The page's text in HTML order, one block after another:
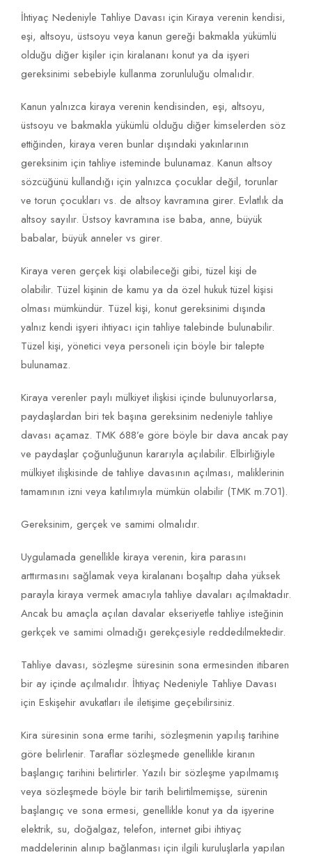
İhtiyaç Nedeniyle Tahliye Davası için Kiraya verenin kendisi,
eşi, altsoyu, üstsoyu veya kanun gereği bakmakla yükümlü
olduğu diğer kişiler için kiralananı konut ya da işyeri
gereksinimi sebebiyle kullanma zorunluluğu olmalıdır.
Kanun yalnızca kiraya verenin kendisinden, eşi, altsoyu,
üstsoyu ve bakmakla yükümlü olduğu diğer kimselerden söz
ettiğinden, kiraya veren bunlar dışındaki yakınlarının
gereksinim için tahliye isteminde bulunamaz. Kanun altsoy
sözcüğünü kullandığı için yalnızca çocuklar değil, torunlar
ve torun çocukları vs. de altsoy kavramına girer. Evlatlık da
altsoy sayılır. Üstsoy kavramına ise baba, anne, büyük
babalar, büyük anneler vs girer.
Kiraya veren gerçek kişi olabileceği gibi, tüzel kişi de
olabilir. Tüzel kişinin de kamu ya da özel hukuk tüzel kişisi
olması mümkündür. Tüzel kişi, konut gereksinimi dışında
yalnız kendi işyeri ihtiyacı için tahliye talebinde bulunabilir.
Tüzel kişi, yönetici veya personeli için böyle bir talepte
bulunamaz.
Kiraya verenler paylı mülkiyet ilişkisi içinde bulunuyorlarsa,
paydaşlardan biri tek başına gereksinim nedeniyle tahliye
davası açamaz. TMK 688’e göre böyle bir dava ancak pay
ve paydaşlar çoğunluğunun kararıyla açılabilir. Elbirliğiyle
mülkiyet ilişkisinde de tahliye davasının açılması, maliklerinin
tamamının izni veya katılımıyla mümkün olabilir (TMK m.701).
Gereksinim, gerçek ve samimi olmalıdır.
Uygulamada genellikle kiraya verenin, kira parasını
arttırmasını sağlamak veya kiralananı boşaltıp daha yüksek
parayla kiraya vermek amacıyla tahliye davaları açılmaktadır.
Ancak bu amaçla açılan davalar ekseriyetle tahliye isteğinin
gerkçek ve samimi olmadığı gerekçesiyle reddedilmektedir.
Tahliye davası, sözleşme süresinin sona ermesinden itibaren
bir ay içinde açılmalıdır. İhtiyaç Nedeniyle Tahliye Davası
için Eskişehir avukatları ile iletişime geçebilirsiniz.
Kira süresinin sona erme tarihi, sözleşmenin yapılış tarihine
göre belirlenir. Taraflar sözleşmede genellikle kiranın
başlangıç tarihini belirtirler. Yazılı bir sözleşme yapılmamış
veya sözleşmede böyle bir tarih belirtilmemişse, sürenin
başlangıç ve sona ermesi, genellikle konut ya da işyerine
elektrik, su, doğalgaz, telefon, internet gibi ihtiyaç
maddelerinin alınıp bağlanması için ilgili kuruluşlarla yapılan